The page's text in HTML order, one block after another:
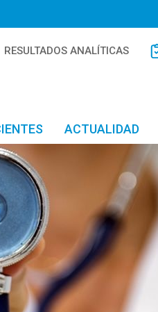
RESULTADOS ANALÍTICAS
ACTUALIDAD